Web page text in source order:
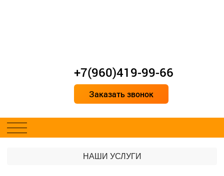
+7(960)419-99-66
Заказать звонок
НАШИ УСЛУГИ